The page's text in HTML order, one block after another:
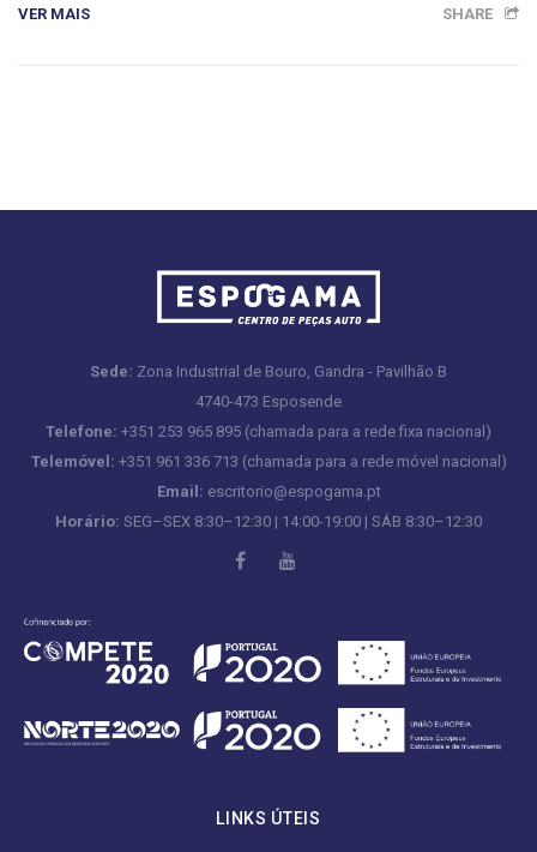
VER MAIS SHARE
Sede: Zona Industrial de Bouro, Gandra - Pavilhão B
4740-473 Esposende
Telefone: +351 253 965 895 (chamada para a rede fixa nacional)
Telemóvel: +351 961 336 713 (chamada para a rede móvel nacional)
Email: escritorio@espogama.pt
Horário: SEG–SEX 8:30–12:30 | 14:00-19:00 | SÁB 8:30–12:30
LINKS ÚTEIS